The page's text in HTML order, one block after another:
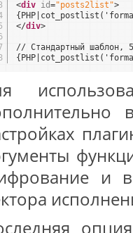
<div id="posts2list">
</div>
// Стандартный шаблон,
и